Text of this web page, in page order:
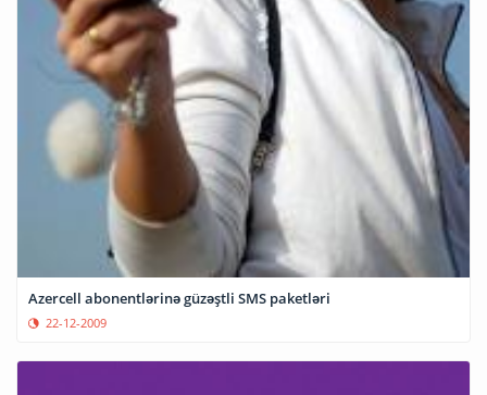
Azercell abonentlərinə güzəştli SMS paketləri
22-12-2009